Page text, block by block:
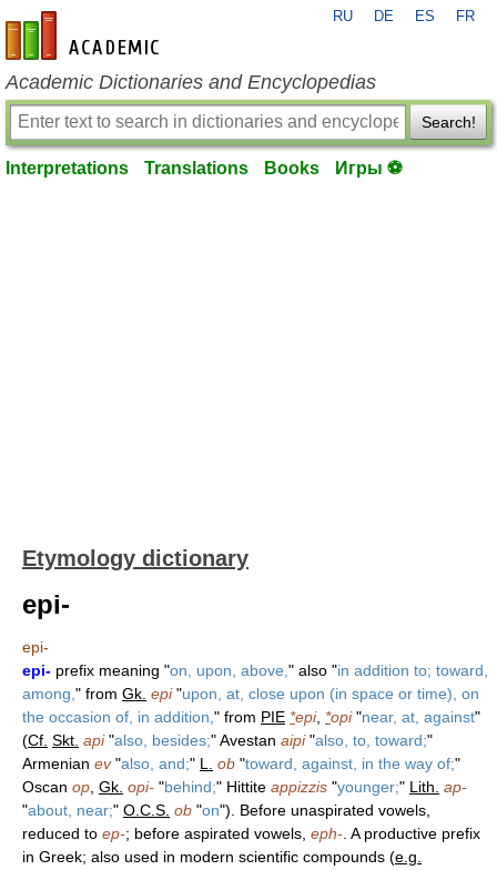
en-academic.com
RU DE ES FR
Academic Dictionaries and Encyclopedias
Search!
Interpretations Translations Books Игры ⚽
Etymology dictionary
epi-
epi-
epi- prefix meaning "on, upon, above, " also "in addition to; toward,
among, " from Gk. epi"upon, at, close upon (in space or time), on
the occasion of, in addition, " from PIE *epi, *opi"near, at, against"
(Cf. Skt. api"also, besides;" Avestan aipi"also, to, toward;"
Armenian ev"also, and;" L. ob "toward, against, in the way of;"
Oscan op Gk. opi- "behind;" Hittite appizzis "younger;" Lith. ap-
"about, near;" O.C.S. ob "on"). Before unaspirated vowels,
reduced to ep-; before aspirated vowels, eph- . A productive prefix
in Greek; also used in modern scientific compounds (e.g.